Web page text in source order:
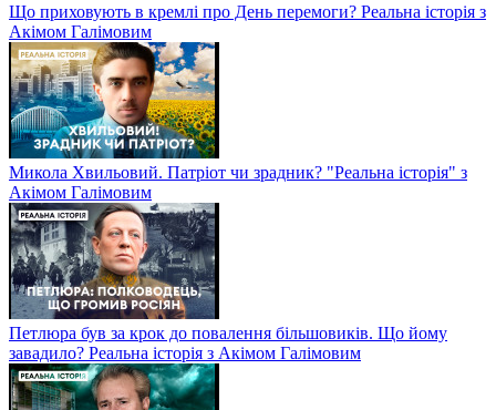
Що приховують в кремлі про День перемоги? Реальна історія з
Акімом Галімовим
Микола Хвильовий. Патріот чи зрадник? "Реальна історія" з
Акімом Галімовим
Петлюра був за крок до повалення більшовиків. Що йому
завадило? Реальна історія з Акімом Галімовим